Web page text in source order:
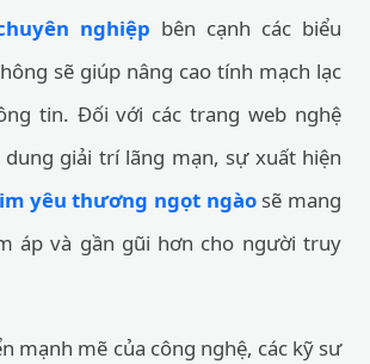
nghiệp bên cạnh các biểu
sẽ giúp nâng cao tính mạch lạc
tin. Đối với các trang web nghệ
giải trí lãng mạn, sự xuất hiện
yêu thương ngọt ngàosẽ mang
áp và gần gũi hơn cho người truy
mạnh mẽ của công nghệ, các kỹ sư